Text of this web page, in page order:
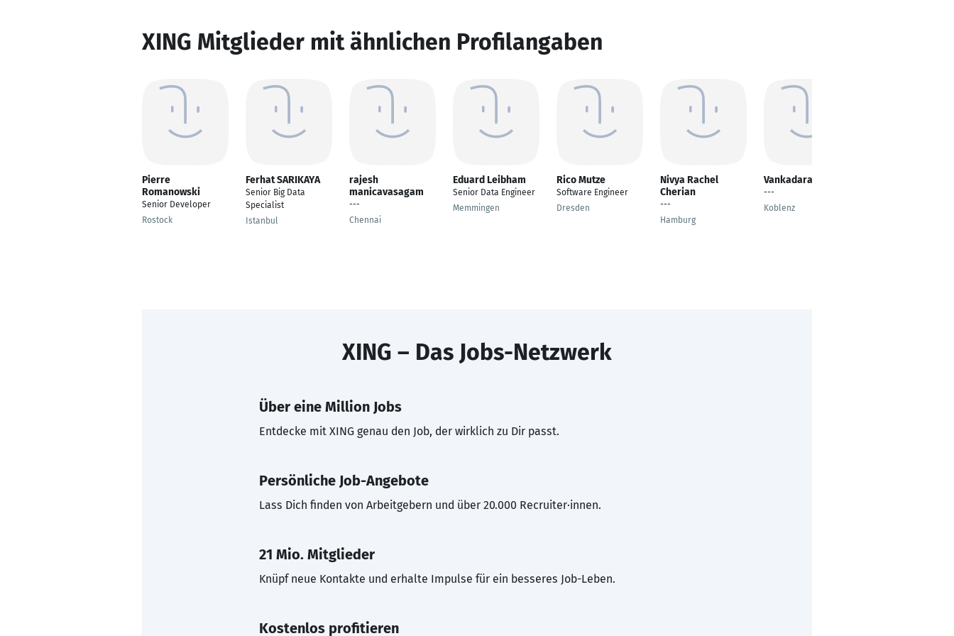
XING Mitglieder mit ähnlichen Profilangaben
Pierre
Romanowski
Senior Developer
Rostock
Ferhat SARIKAYA
Senior Big Data
Specialist
Istanbul
rajesh
manicavasagam
---
Chennai
Eduard Leibham
Senior Data Engineer
Memmingen
Rico Mutze
Software Engineer
Dresden
Nivya Rachel
Cherian
---
Hamburg
Vankadara Manu
---
Koblenz
XING – Das Jobs-Netzwerk
Über eine Million Jobs
Entdecke mit XING genau den Job, der wirklich zu Dir passt.
Persönliche Job-Angebote
Lass Dich finden von Arbeitgebern und über 20.000 Recruiter·innen.
21 Mio. Mitglieder
Knüpf neue Kontakte und erhalte Impulse für ein besseres Job-Leben.
Kostenlos profitieren